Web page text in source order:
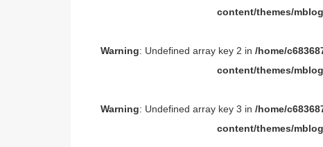
content/themes/
Warning: Undefined array key 2 in /home/
content/themes/
Warning: Undefined array key 3 in /home/
content/themes/